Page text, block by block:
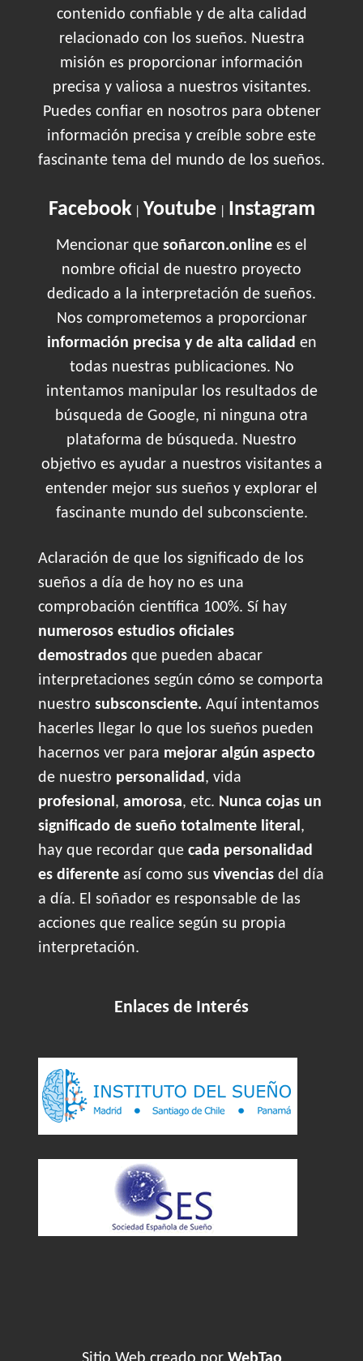
contenido confiable y de alta calidad
relacionado con los sueños. Nuestra
misión es proporcionar información
precisa y valiosa a nuestros visitantes.
Puedes confiar en nosotros para obtener
información precisa y creíble sobre este
fascinante tema del mundo de los sueños.
Facebook| Youtube| Instagram
Mencionar que soñarcon.online es el
nombre oficial de nuestro proyecto
dedicado a la interpretación de sueños.
Nos comprometemos a proporcionar
información precisa y de alta calidad en
todas nuestras publicaciones. No
intentamos manipular los resultados de
búsqueda de Google, ni ninguna otra
plataforma de búsqueda. Nuestro
objetivo es ayudar a nuestros visitantes a
entender mejor sus sueños y explorar el
fascinante mundo del subconsciente.
Aclaración de que los significado de los
sueños a día de hoy no es una
comprobación científica 100%. Sí hay
numerosos estudios oficiales
demostrados que pueden abacar
interpretaciones según cómo se comporta
nuestro subsconsciente. Aquí intentamos
hacerles llegar lo que los sueños pueden
hacernos ver para mejorar algún aspecto
de nuestro personalidad, vida
profesional, amorosa, etc. Nunca cojas un
significado de sueño totalmente literal,
hay que recordar que cada personalidad
es diferente así como sus vivencias del día
a día. El soñador es responsable de las
acciones que realice según su propia
interpretación.
Enlaces de Interés